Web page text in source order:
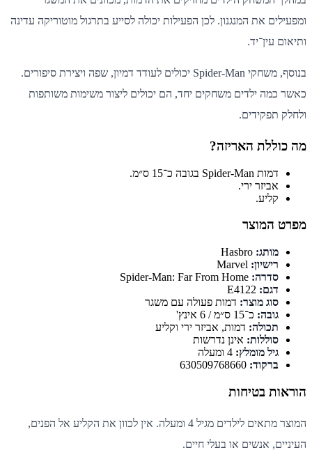
ומפעילים את המנגנון. לכן הפעילות יכולה לסייע בתרגול מוטוריקה עדינה
ותיאום עין־יד.
בנוסף, משחקי Spider-Man יכולים לעודד דמיון, שפה ויצירת סיפורים.
כאשר כמה ילדים משחקים יחד, הם יכולים ליצור משימות משותפות
ולחלק תפקידים.
מה כוללת האריזה?
דמות Spider-Man בגובה כ־15 ס״מ.
אביזר ירי.
קליע.
מפרט המוצר
מותג:
רישיון:
סדרה:
דגם:
סוג מוצר: דמות פעולה עם משגר
גובה: כ־15 ס״מ / 6 אינץ'
תכולה: דמות, אביזר ירי וקליע
סוללות: אינן נדרשות
גיל מומלץ:
ברקוד:
הוראות בטיחות
המוצר מתאים לילדים מגיל 4 ומעלה. אין לכוון את הקליע אל הפנים,
העיניים, אנשים או בעלי חיים.